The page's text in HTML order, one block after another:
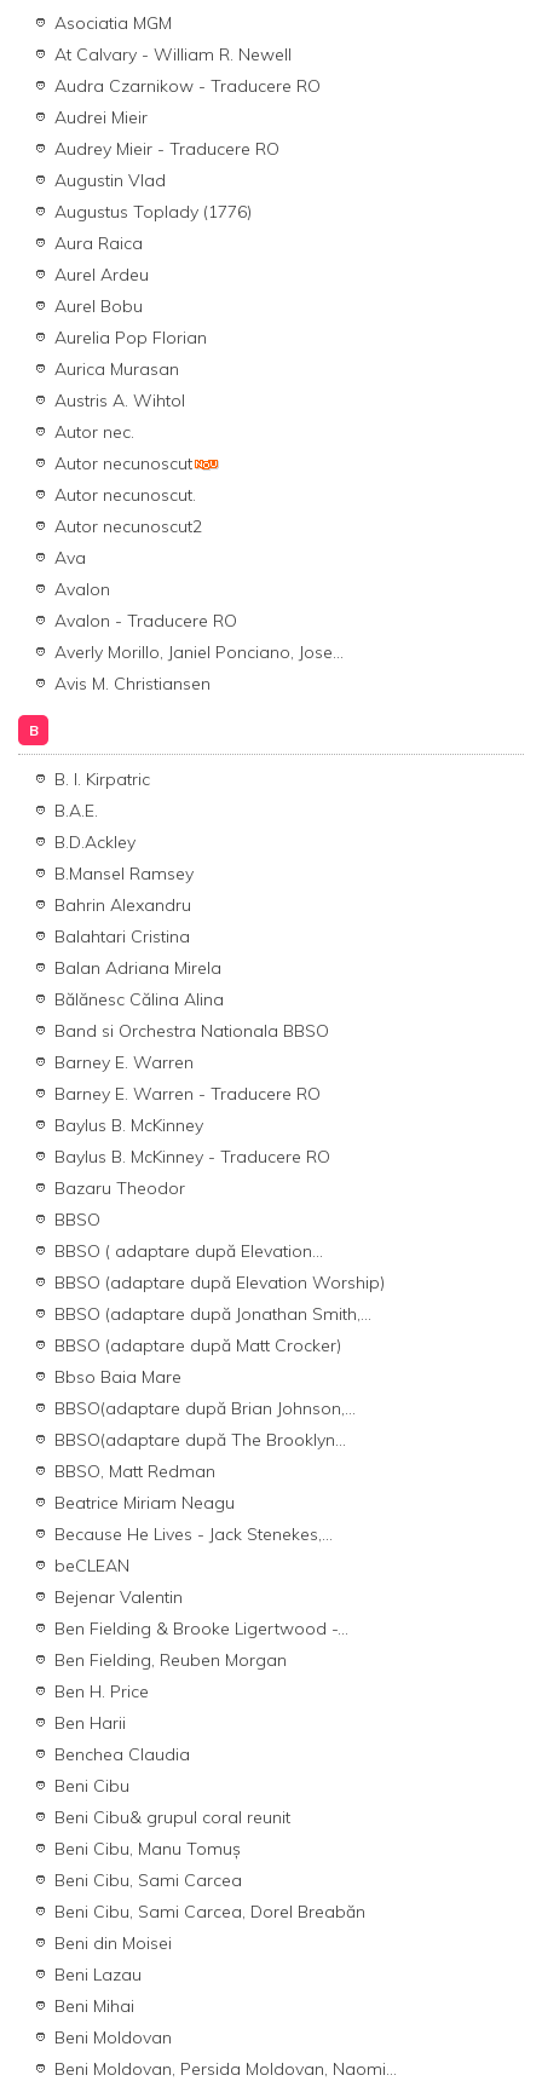
Asociatia MGM
At Calvary - William R. Newell
Audra Czarnikow - Traducere RO
Audrei Mieir
Audrey Mieir - Traducere RO
Augustin Vlad
Augustus Toplady (1776)
Aura Raica
Aurel Ardeu
Aurel Bobu
Aurelia Pop Florian
Aurica Murasan
Austris A. Wihtol
Autor nec.
Autor necunoscut
Autor necunoscut.
Autor necunoscut2
Ava
Avalon
Avalon - Traducere RO
Averly Morillo, Janiel Ponciano, Jose...
Avis M. Christiansen
B
B. I. Kirpatric
B.A.E.
B.D.Ackley
B.Mansel Ramsey
Bahrin Alexandru
Balahtari Cristina
Balan Adriana Mirela
Bălănesc Călina Alina
Band si Orchestra Nationala BBSO
Barney E. Warren
Barney E. Warren - Traducere RO
Baylus B. McKinney
Baylus B. McKinney - Traducere RO
Bazaru Theodor
BBSO
BBSO ( adaptare după Elevation...
BBSO (adaptare după Elevation Worship)
BBSO (adaptare după Jonathan Smith,...
BBSO (adaptare după Matt Crocker)
Bbso Baia Mare
BBSO(adaptare după Brian Johnson,...
BBSO(adaptare după The Brooklyn...
BBSO, Matt Redman
Beatrice Miriam Neagu
Because He Lives - Jack Stenekes,...
beCLEAN
Bejenar Valentin
Ben Fielding & Brooke Ligertwood -...
Ben Fielding, Reuben Morgan
Ben H. Price
Ben Harii
Benchea Claudia
Beni Cibu
Beni Cibu& grupul coral reunit
Beni Cibu, Manu Tomuș
Beni Cibu, Sami Carcea
Beni Cibu, Sami Carcea, Dorel Breabăn
Beni din Moisei
Beni Lazau
Beni Mihai
Beni Moldovan
Beni Moldovan, Persida Moldovan, Naomi...